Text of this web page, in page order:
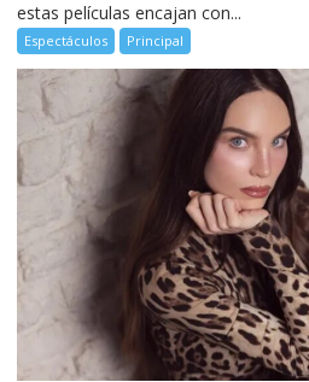
estas películas encajan con...
Espectáculos Principal